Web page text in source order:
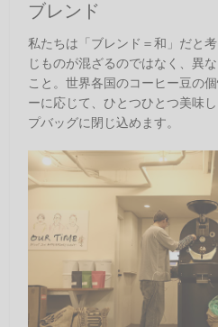
ブレンド
私たちは「ブレンド＝和」だと
じものが混ざるのではなく、異
こと。世界各国のコーヒー豆の
ーに応じて、ひとつひとつ美味
プバッグに閉じ込めます。